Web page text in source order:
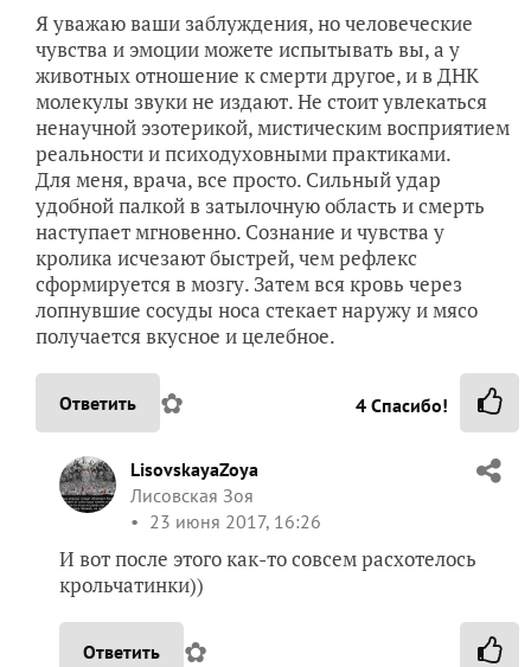
Я уважаю ваши заблуждения, но человеческие
чувства и эмоции можете испытывать вы, а у
животных отношение к смерти другое, и в ДНК
молекулы звуки не издают. Не стоит увлекаться
ненаучной эзотерикой, мистическим восприятием
реальности и психодуховными практиками.
Для меня, врача, все просто. Сильный удар
удобной палкой в затылочную область и смерть
наступает мгновенно. Сознание и чувства у
кролика исчезают быстрей, чем рефлекс
сформируется в мозгу. Затем вся кровь через
лопнувшие сосуды носа стекает наружу и мясо
получается вкусное и целебное.
Ответить ✿ 4 Спасибо!
LisovskayaZoya
Лисовская Зоя
23 июня 2017, 16:26
И вот после этого как-то совсем расхотелось
крольчатинки))
Ответить ✿